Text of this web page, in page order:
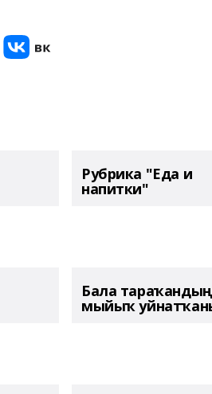
Рубрика "Еда и
напитки"
Бала тараҡандың
мыйыҡ